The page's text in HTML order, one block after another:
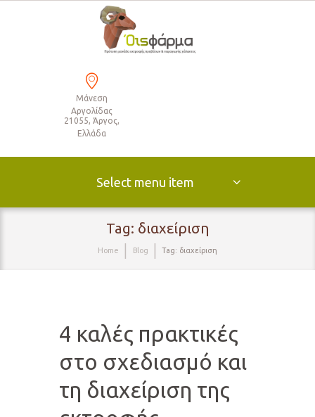
Μάνεση
Αργολίδας
21055, Άργος,
Ελλάδα
Select menu item
Tag: διαχείριση
Home Blog Tag: διαχείριση
4 καλές πρακτικές
στο σχεδιασμό και
τη διαχείριση της